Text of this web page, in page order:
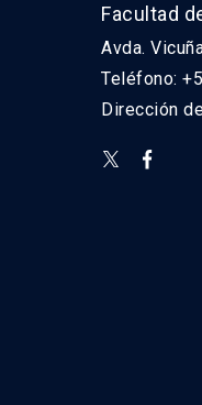
Facultad
Avda.
Teléfono:
Dirección